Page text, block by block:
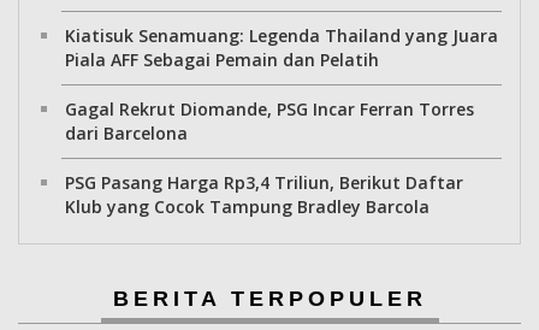
Kiatisuk Senamuang: Legenda Thailand yang Juara
Piala AFF Sebagai Pemain dan Pelatih
Gagal Rekrut Diomande, PSG Incar Ferran Torres
dari Barcelona
PSG Pasang Harga Rp3,4 Triliun, Berikut Daftar
Klub yang Cocok Tampung Bradley Barcola
BERITA TERPOPULER